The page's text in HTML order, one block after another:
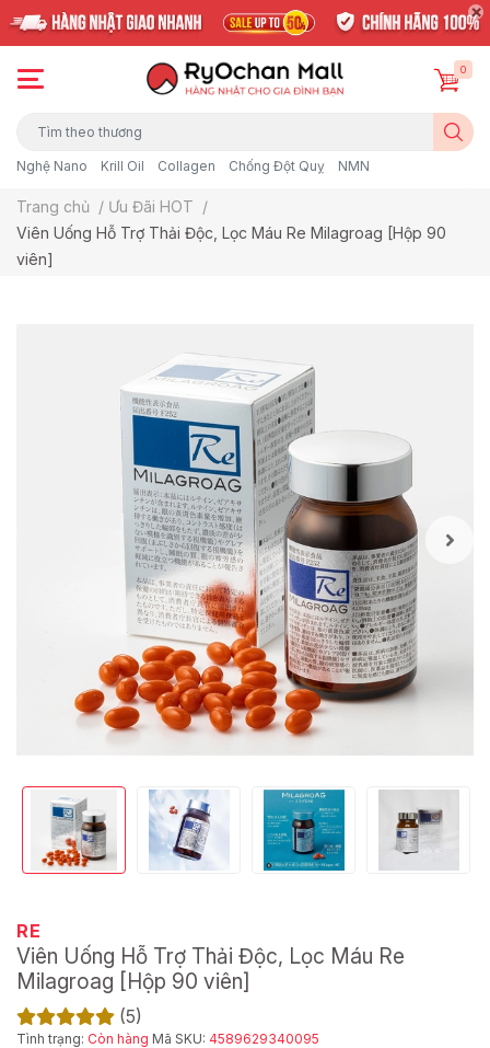
Nghệ Nano Krill Oil Collagen Chống Đột Quỵ NMN
0
Trang chủ / Ưu Đãi HOT /
Viên Uống Hỗ Trợ Thải Độc, Lọc Máu Re Milagroag [Hộp 90
viên]
RE
Viên Uống Hỗ Trợ Thải Độc, Lọc Máu Re
Milagroag [Hộp 90 viên]
(5)
Tình trạng: Còn hàng Mã SKU: 4589629340095